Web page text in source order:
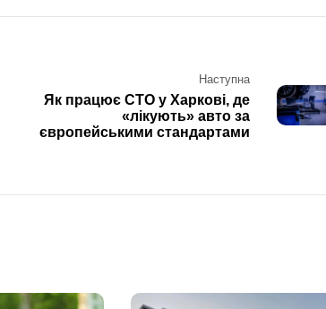
Наступна
Як працює СТО у Харкові, де
«лікують» авто за
європейськими стандартами